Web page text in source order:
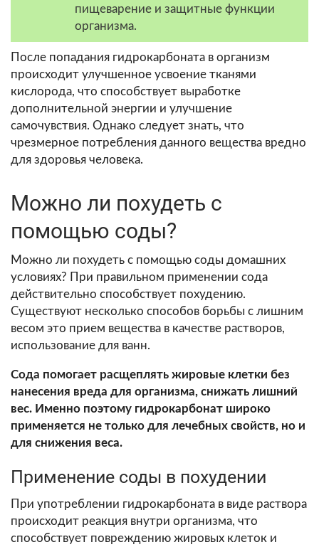
пищеварение и защитные функции
организма.
После попадания гидрокарбоната в организм
происходит улучшенное усвоение тканями
кислорода, что способствует выработке
дополнительной энергии и улучшение
самочувствия. Однако следует знать, что
чрезмерное потребления данного вещества вредно
для здоровья человека.
Можно ли похудеть с
помощью соды?
Можно ли похудеть с помощью соды домашних
условиях? При правильном применении сода
действительно способствует похудению.
Существуют несколько способов борьбы с лишним
весом это прием вещества в качестве растворов,
использование для ванн.
Сода помогает расщеплять жировые клетки без
нанесения вреда для организма, снижать лишний
вес. Именно поэтому гидрокарбонат широко
применяется не только для лечебных свойств, но и
для снижения веса.
Применение соды в похудении
При употреблении гидрокарбоната в виде раствора
происходит реакция внутри организма, что
способствует повреждению жировых клеток и